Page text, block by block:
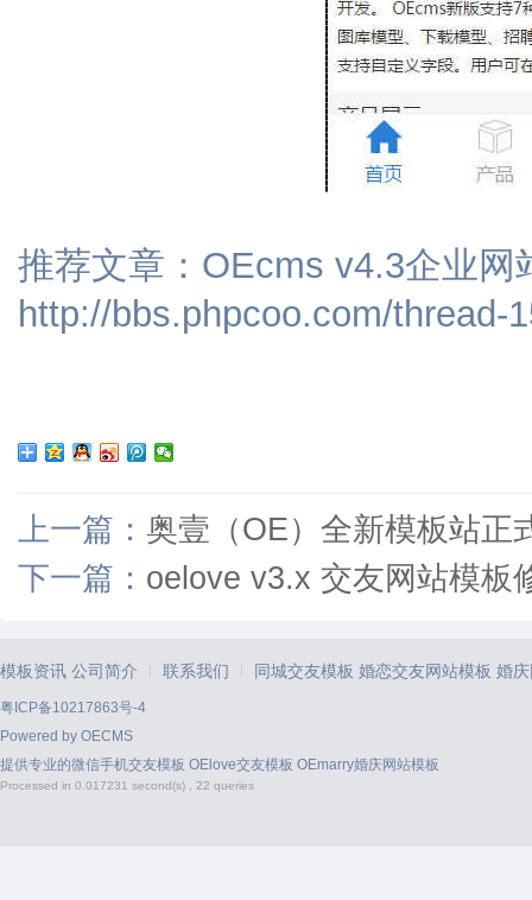
推荐文章：OEcms v4.3企业
http://bbs.phpcoo.com/thread-
上一篇： 奥壹（OE）全新模板站正
下一篇： oelove v3.x 交友网站模板
模板资讯 公司简介 | 联系我们 | 同城交友模板 婚恋交友网站模板 婚
粤ICP备10217863号-4
Powered by OECMS
提供专业的微信手机交友模板 OElove交友模板 OEmarry婚庆网站模板
Processed in 0.017231 second(s) , 22 queries